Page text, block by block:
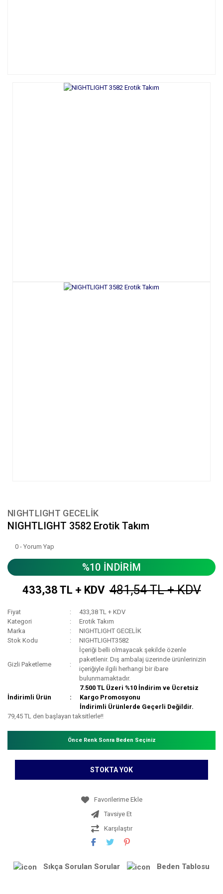
NIGHTLIGHT GECELİK
NIGHTLIGHT 3582 Erotik Takım
0 - Yorum Yap
%10 İNDİRİM
433,38 TL + KDV 481,54 TL + KDV
Fiyat
433,38 TL + KDV
Kategori
Erotik Takım
Marka
NIGHTLIGHT GECELİK
Stok Kodu
NIGHTLIGHT3582
Gizli Paketleme
İçeriği belli olmayacak şekilde özenle
paketlenir. Dış ambalaj üzerinde ürünlerinizin
içeriğiyle ilgili herhangi bir ibare
bulunmamaktadır.
İndirimli Ürün
7.500 TL Üzeri %10 İndirim ve Ücretsiz
Kargo Promosyonu
İndirimli Ürünlerde Geçerli Değildir.
79,45 TL den başlayan taksitlerle!!
Önce Renk Sonra Beden Seçiniz
STOKTA YOK
Tavsiye Et
Karşılaştır
Sıkça Sorulan Sorular Beden Tablosu